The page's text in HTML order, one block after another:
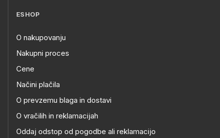
ESHOP
O nakupovanju
Nakupni proces
Cene
Načini plačila
O prevzemu blaga in dostavi
O vračilih in reklamacijah
Oddaj odstop od pogodbe ali reklamacijo